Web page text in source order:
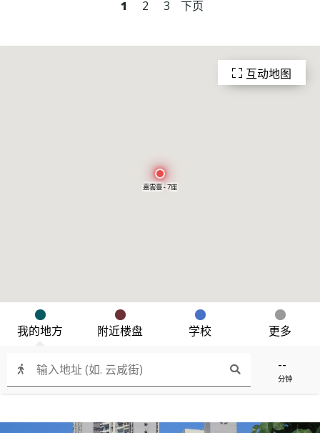
嘉雲臺 - 7座
--
分钟
我的地方 附近楼盘 学校 更多
互动地图
1 2 3 下页